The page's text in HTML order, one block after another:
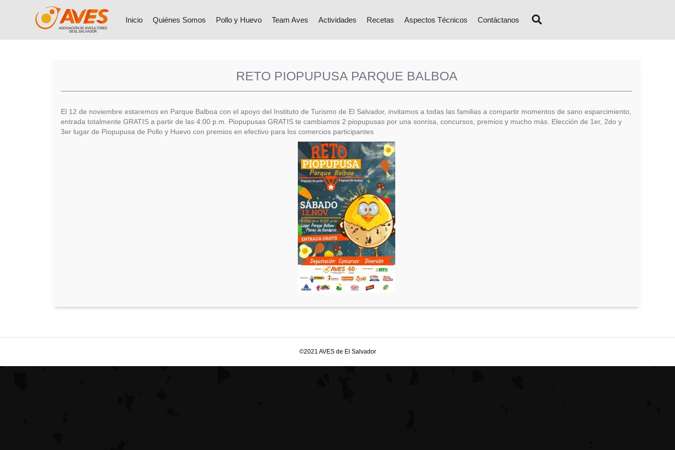
Inicio Quiénes Somos Pollo y Huevo Team Aves Actividades Recetas Aspectos Técnicos Contáctanos
RETO PIOPUPUSA PARQUE BALBOA
El 12 de noviembre estaremos en Parque Balboa con el apoyo del Instituto de Turismo de El Salvador, invitamos a todas las familias a compartir momentos de sano esparcimiento,
entrada totalmente GRATIS a partir de las 4:00 p.m. Piopupusas GRATIS te cambiamos 2 piopupusas por una sonrisa, concursos, premios y mucho más. Elección de 1er, 2do y
3er lugar de Piopupusa de Pollo y Huevo con premios en efectivo para los comercios participantes
©2021 AVES de El Salvador